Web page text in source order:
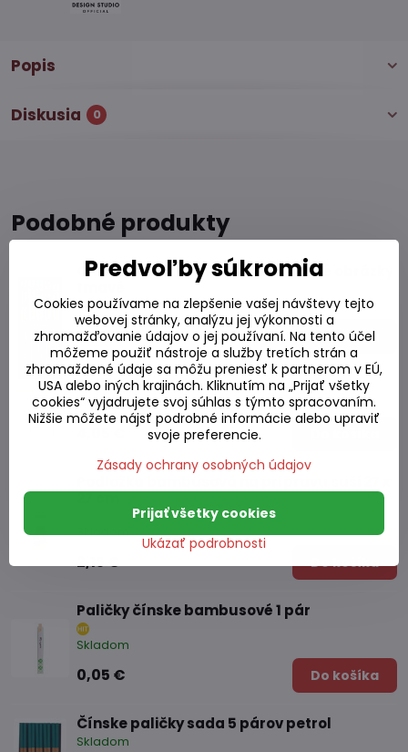
Popis
Diskusia 0
Podobné produkty
Čínske paličky set 5 párov farebné obrázky
Skladom
10,76 € Do košíka
Paličky čínske bambusové 100 párov
Skladom
27 cm
Skladom
2,15 € Do košíka
Paličky čínske bambusové 1 pár
Skladom
0,05 € Do košíka
Čínske paličky sada 5 párov petrol
Skladom
Predvoľby súkromia
Cookies používame na zlepšenie vašej návštevy tejto
webovej stránky, analýzu jej výkonnosti a
zhromažďovanie údajov o jej používaní. Na tento účel
môžeme použiť nástroje a služby tretích strán a
zhromaždené údaje sa môžu preniesť k partnerom v EÚ,
USA alebo iných krajinách. Kliknutím na „Prijať všetky
cookies“ vyjadrujete svoj súhlas s týmto spracovaním.
Nižšie môžete nájsť podrobné informácie alebo upraviť
svoje preferencie.
Zásady ochrany osobných údajov
Ukázať podrobnosti
Prijať všetky cookies